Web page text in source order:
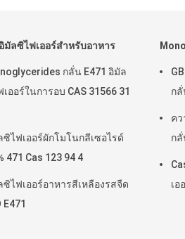
อิมัลซิไฟเออร์สำหรับอาหาร
กลั่น E471 อิมัล
ออร์ในการอบ CAS 31566 31
ซิไฟเออร์ผักโมโนกลีเซอไรด์
471 Cas 123 94 4
ซิไฟเออร์อาหารสีเหลืองรสจืด
E471
ก
คว
กลั่
เอ